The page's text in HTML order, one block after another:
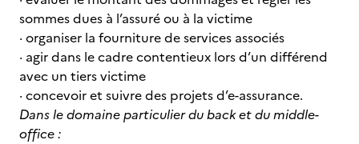
sommes dues à l’assuré ou à la victime
· organiser la fourniture de services associés
· agir dans le cadre contentieux lors d’un différend
avec un tiers victime
· concevoir et suivre des projets d’e-assurance.
Dans le domaine particulier du back et du middle-
office :